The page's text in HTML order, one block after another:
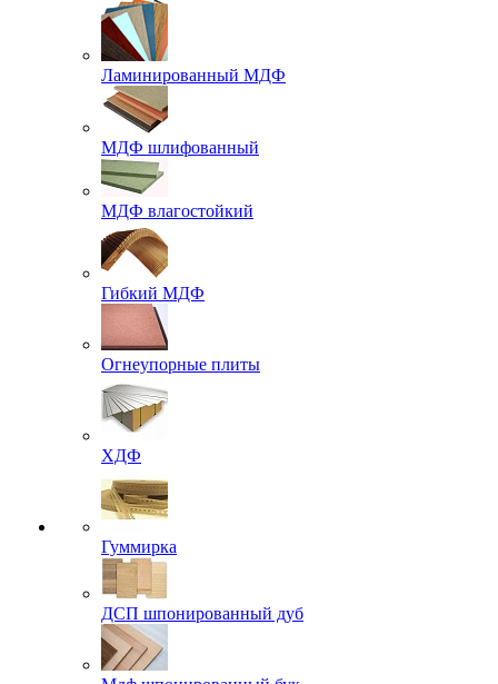
Ламинированный МДФ
МДФ шлифованный
МДФ влагостойкий
Гибкий МДФ
Огнеупорные плиты
ХДФ
Гуммирка
ДСП шпонированный дуб